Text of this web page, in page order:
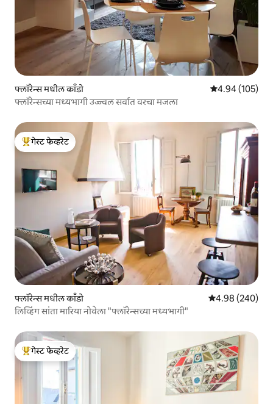
फ्लॉरेन्स मधील काँडो 5 पैकी 4.94
4.94 (105)
फ्लॉरेन्सच्या मध्यभागी उज्ज्वल सर्वात वरचा मजला
टॉप गेस्ट फेव्हरेट
गेस्ट फेव्हरेट
फ्लॉरेन्स मधील काँडो 5 पैकी 4.98
4.98 (240)
लिव्हिंग सांता मारिया नोवेला "फ्लॉरेन्सच्या मध्यभागी"
टॉप गेस्ट फेव्हरेट
गेस्ट फेव्हरेट